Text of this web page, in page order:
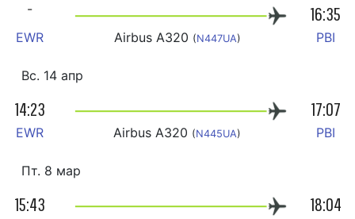
-
16:35
EWR Airbus A320 (N447UA) PBI
Вс. 14 апр
14:23 17:07
EWR Airbus A320 (N445UA) PBI
Пт. 8 мар
15:43 18:04